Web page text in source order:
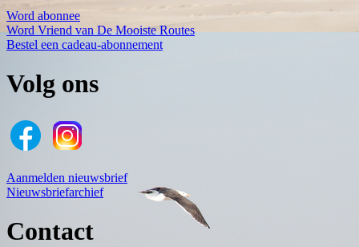
Word abonnee
Word Vriend van De Mooiste Routes
Bestel een cadeau-abonnement
Volg ons
Aanmelden nieuwsbrief
Nieuwsbriefarchief
Contact